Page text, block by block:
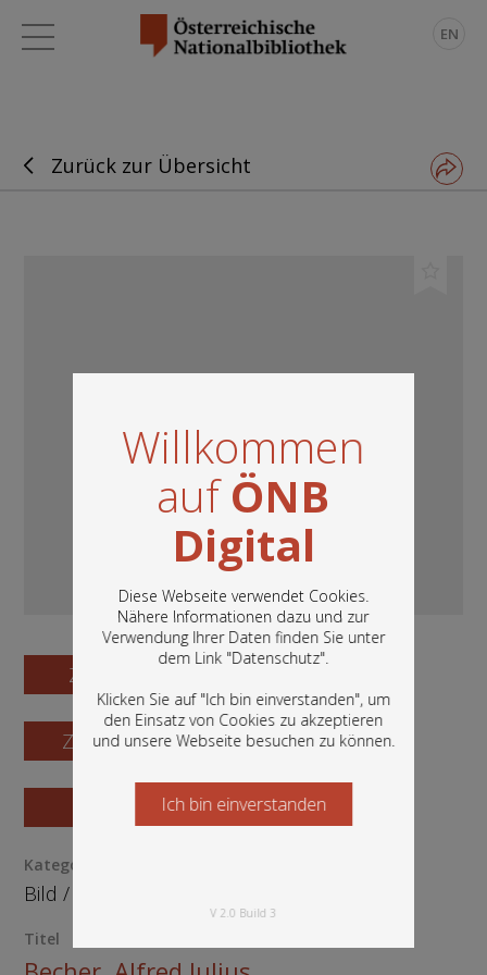
Willkommen
aufÖNB
Digital
Diese Webseite verwendet Cookies.
Nähere Informationen dazu und zur
Verwendung Ihrer Daten finden Sie unter
dem Link "Datenschutz".
Klicken Sie auf "Ich bin einverstanden", um
den Einsatz von Cookies zu akzeptieren
und unsere Webseite besuchen zu können.
In diesem Portal finden Sie die digitalen
Bestände der Österreichischen
Nationalbibliothek: Bücher, Fotografien,
Grafiken und vieles mehr.
Ich bin einverstanden
Starten Sie jetzt
V 2.0 Build 3
EN
Zurück zur Übersicht
Zum Digitalisat
Zum Katalogisat
Zur Vorschau
Kategorie / Medientyp
Bild/
Titel